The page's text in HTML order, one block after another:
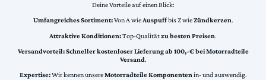
Deine Vorteile auf einen Blick:
Umfangreiches Sortiment:Von A wieAuspuffbis Z wieZündkerzen.
Attraktive Konditionen:Top-Qualitätzu besten Preisen.
Versandvorteil:Schneller kostenloser Lieferung ab 100,-€ bei Motorradteile
Versand.
Expertise:Wir kennen unsereMotorradteile Komponentenin- und auswendig.